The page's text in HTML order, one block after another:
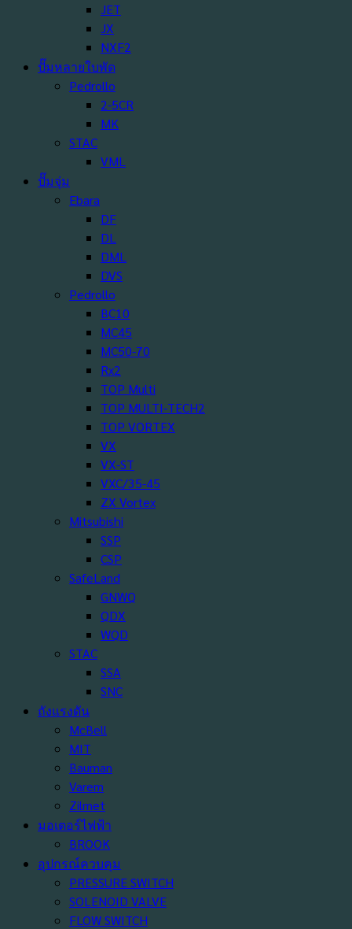
JET
JX
NXF2
ปั๊มหลายใบพัด
Pedrollo
2-5CR
MK
STAC
VML
ปั๊มจุ่ม
Ebara
DF
DL
DML
DVS
Pedrollo
BC10
MC45
MC50-70
Rx2
TOP Multi
TOP MULTI-TECH2
TOP VORTEX
VX
VX-ST
VXC/35-45
ZX Vortex
Mitsubishi
SSP
CSP
SafeLand
GNWQ
QDX
WQD
STAC
SSA
SNC
ถังแรงดัน
McBell
MIT
Bauman
Varem
Zilmet
มอเตอร์ไฟฟ้า
BROOK
อุปกรณ์ควบคุม
PRESSURE SWITCH
SOLENOID VALVE
FLOW SWITCH